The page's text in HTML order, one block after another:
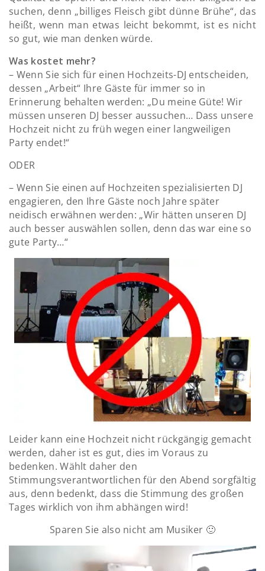
suchen, denn „billiges Fleisch gibt dünne Brühe“, das
heißt, wenn man etwas leicht bekommt, ist es nicht
so gut, wie man denken würde.
Was kostet mehr?
– Wenn Sie sich für einen Hochzeits-DJ entscheiden,
dessen „Arbeit“ Ihre Gäste für immer so in
Erinnerung behalten werden: „Du meine Güte! Wir
müssen unseren DJ besser aussuchen… Dass unsere
Hochzeit nicht zu früh wegen einer langweiligen
Party endet!“
ODER
– Wenn Sie einen auf Hochzeiten spezialisierten DJ
engagieren, den Ihre Gäste noch Jahre später
neidisch erwähnen werden: „Wir hätten unseren DJ
auch besser auswählen sollen, denn das war eine so
gute Party…“
Leider kann eine Hochzeit nicht rückgängig gemacht
werden, daher ist es gut, dies im Voraus zu
bedenken. Wählt daher den
Stimmungsverantwortlichen für den Abend sorgfältig
aus, denn bedenkt, dass die Stimmung des großen
Tages wirklich von ihm abhängen wird!
Sparen Sie also nicht am Musiker 🙂